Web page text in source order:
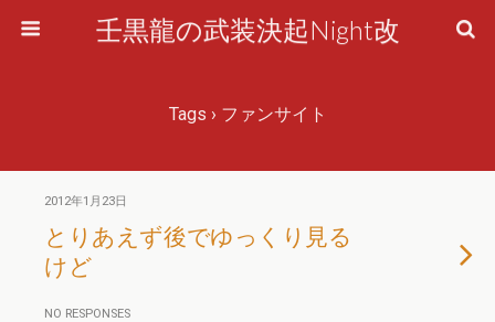
壬黒龍の武装決起Night改
Tags › ファンサイト
2012年1月23日
とりあえず後でゆっくり見る
けど
NO RESPONSES